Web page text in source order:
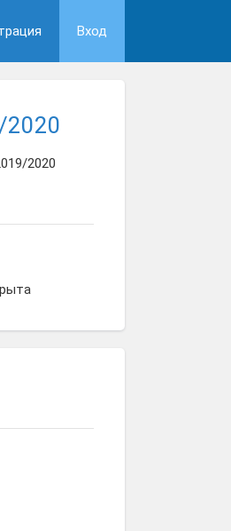
Вход
2020
2020